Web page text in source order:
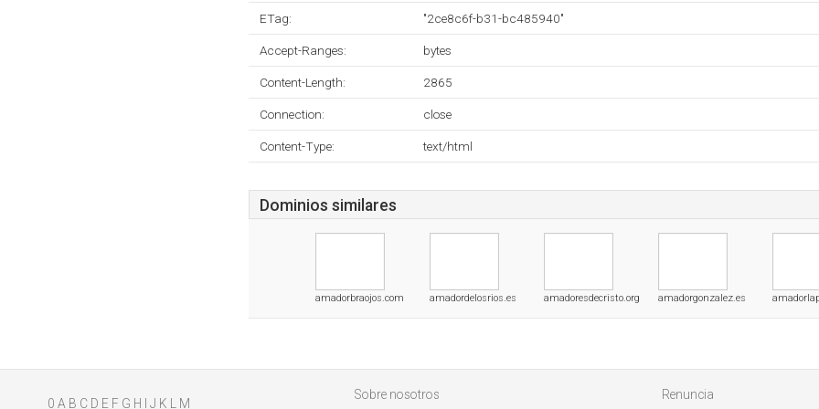
ETag: "2ce8c6f-b31-bc485940"
Accept-Ranges: bytes
Content-Length: 2865
Connection: close
Content-Type: text/html
Dominios similares
amadorbraojos.com amadordelosrios.es amadoresdecristo.org amadorgonzalez.es
0 A B C D E F G H J K M
Sobre nosotros
Renuncia